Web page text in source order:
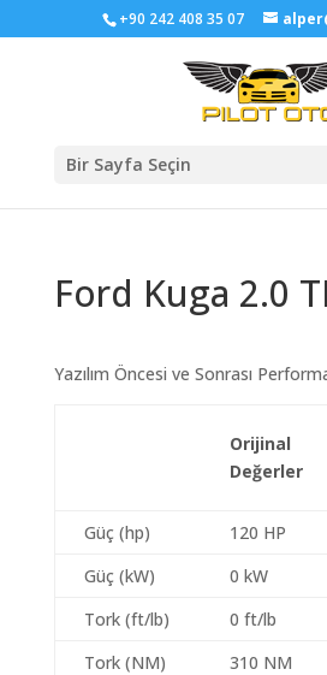
+90 242 408 35 07
Bir Sayfa Seçin
Ford Kuga 2.0
Yazılım Öncesi ve Sonrası
Orijinal
Değerler
Güç (hp) 120 HP
Güç (kW)
0 kW
Tork (ft/lb)
0 ft/lb
Tork (NM)
310 NM